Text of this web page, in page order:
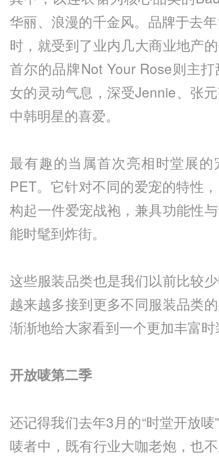
华丽、浪漫的千金风。品牌于去年
时，就受到了业内几大商业地产
首尔的品牌Not Your Rose则主
女的灵动气息，深受Jennie、张
中韩明星的喜爱。
最有趣的当属首次亮相时堂展的
PET。它针对不同的爱宠的特性
构起一件爱宠战袍，兼具功能性
能时髦到炸街。
这些服装品类也是我们以前比较
越来越多接到更多不同服装品类
渐渐地给大家看到一个更加丰富
开放唛第二季
还记得我们去年3月的“时堂开放唛
唛者中，既有行业大咖老炮，也